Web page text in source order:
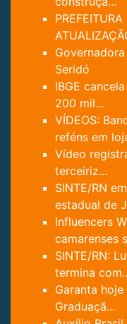
Seridó
IBGE
200 mil...
VÍDEOS:
reféns em
Vídeo
terceiriz...
SINTE/RN
estadual de
Influencers
camarenses
SINTE/RN:
termina
Garanta
Graduaçã...